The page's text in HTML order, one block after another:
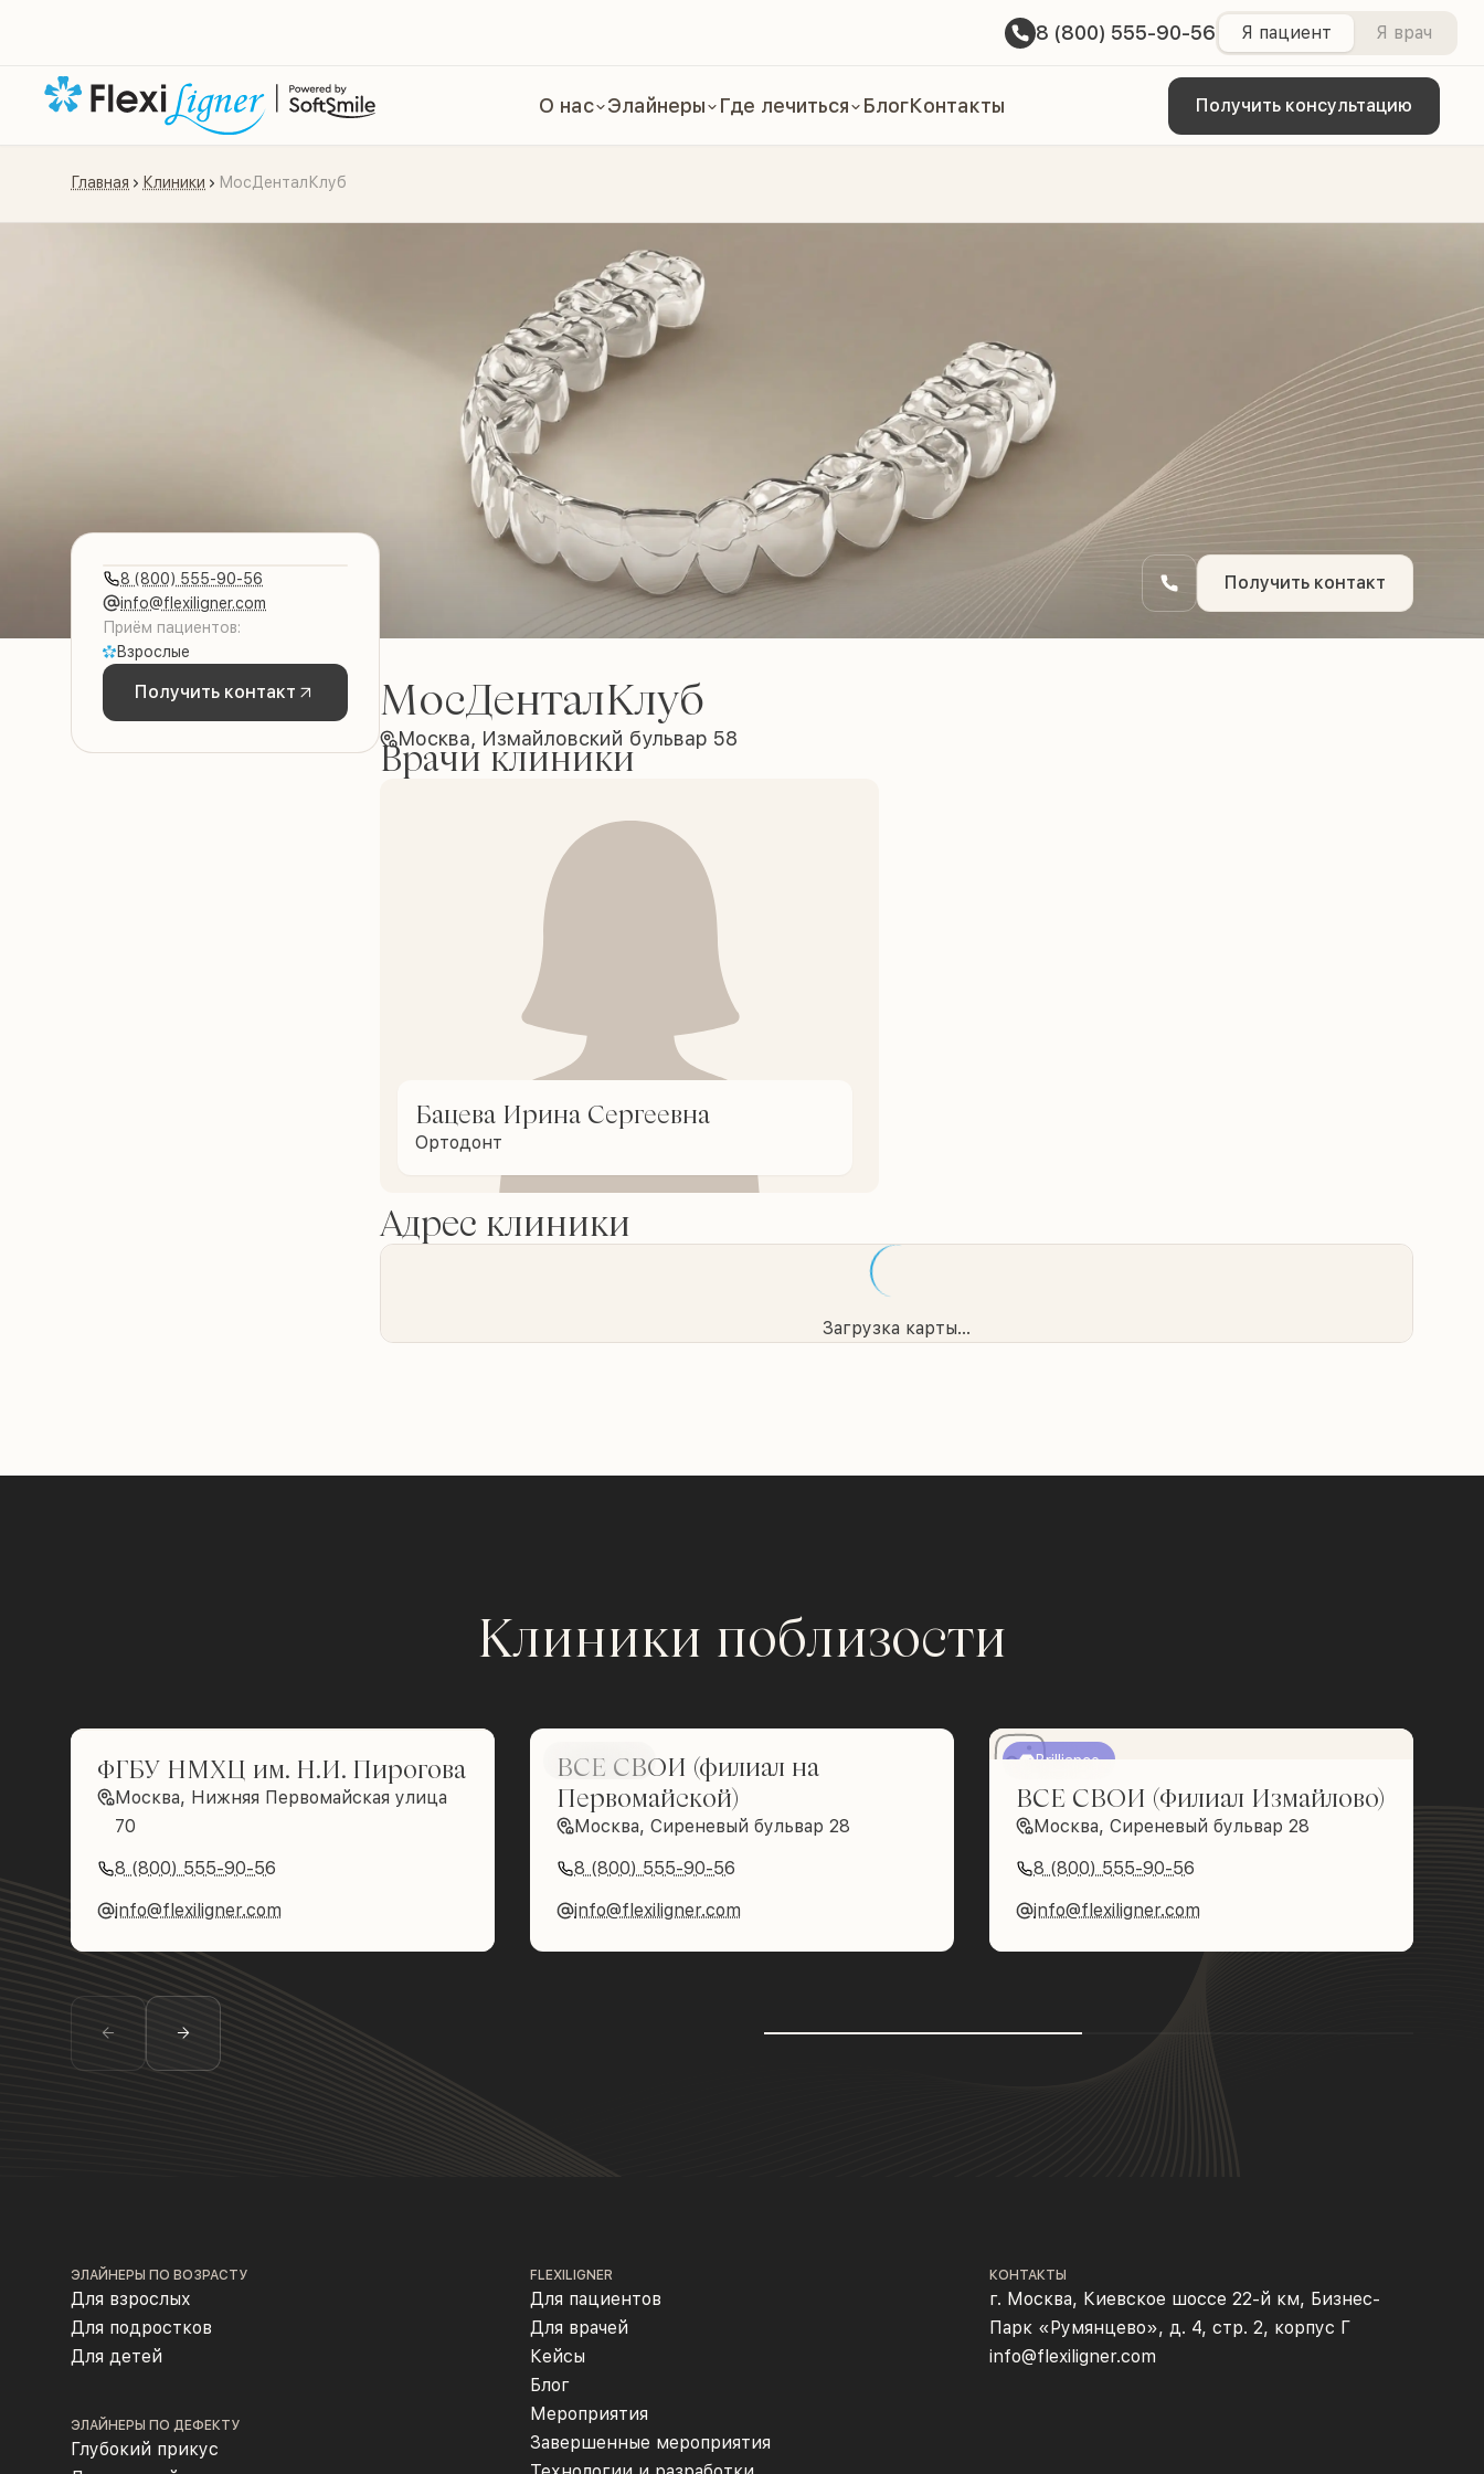
8 (800) 555-90-56 Я пациент Я врач
О нас Элайнеры Где лечиться БлогКонтакты Получить консультацию
Главная Клиники МосДенталКлуб
Получить контакт
8 (800) 555-90-56
info@flexiligner.com
Приём пациентов:
Взрослые
Получить контакт МосДенталКлуб
Москва, Измайловский бульвар 58
Врачи клиники
Бацева Ирина Сергеевна
Ортодонт
Адрес клиники
Загрузка карты...
Клиники поблизости
ФГБУ НМХЦ им. Н.И. Пирогова
Москва, Нижняя Первомайская улица
70
8 (800) 555-90-56
info@flexiligner.com
Brilliance
ВСЕ СВОИ (филиал на
Первомайской)
Москва, Сиреневый бульвар 28
8 (800) 555-90-56
info@flexiligner.com
Brilliance
ВСЕ СВОИ (Филиал Измайлово)
Москва, Сиреневый бульвар 28
8 (800) 555-90-56
info@flexiligner.com
ЭЛАЙНЕРЫ ПО ВОЗРАСТУ
Для взрослых
Для подростков
Для детей
ЭЛАЙНЕРЫ ПО ДЕФЕКТУ
Глубокий прикус
FLEXILIGNER
Для пациентов
Для врачей
Кейсы
Блог
Мероприятия
Завершенные мероприятия
КОНТАКТЫ
г. Москва, Киевское шоссе 22-й км, Бизнес-
Парк «Румянцево», д. 4, стр. 2, корпус Г
info@flexiligner.com